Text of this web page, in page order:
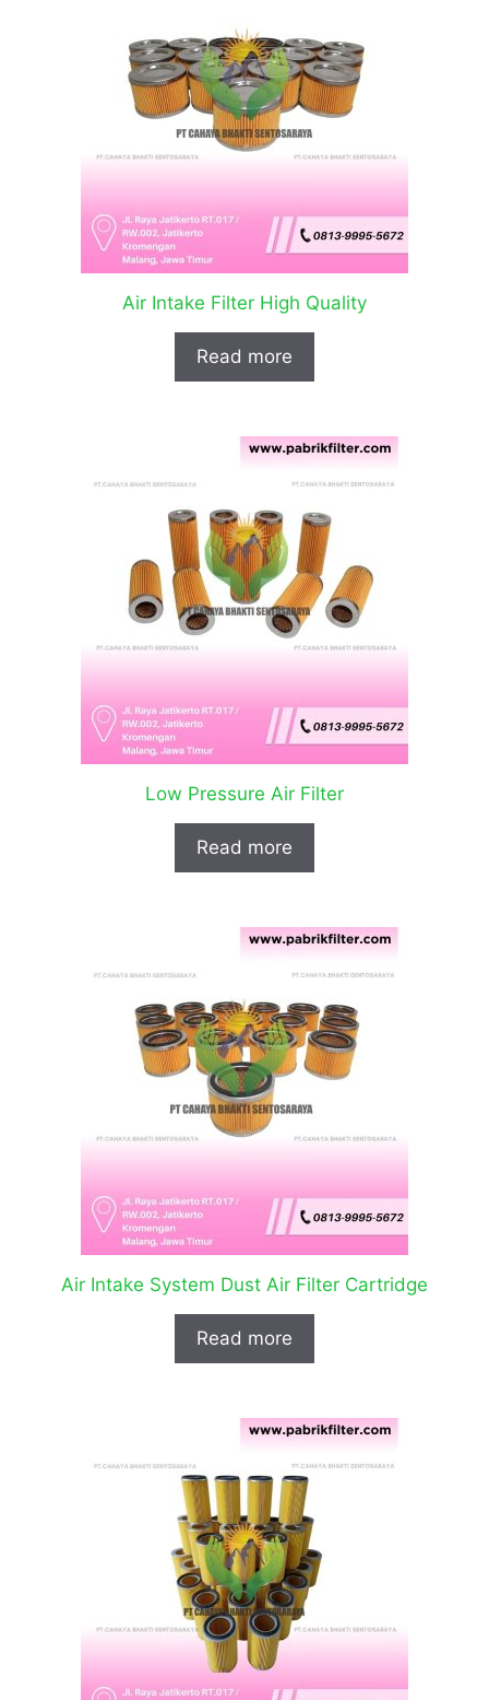
Air Intake Filter High Quality
Read more
Low Pressure Air Filter
Read more
Air Intake System Dust Air Filter Cartridge
Read more